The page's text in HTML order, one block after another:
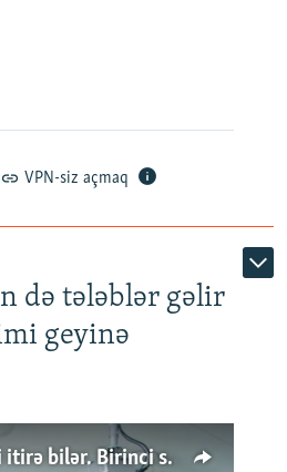
VPN-siz açmaq
də tələblər gəlir
geyinə
50 min müəllim işini itirə bilər. Birinci sinfə gedənlər azalır